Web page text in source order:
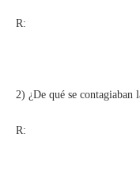
R:
2) ¿De qué se contagiaban
R: